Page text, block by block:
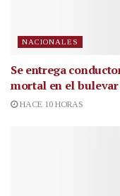
NACIONALES
Se entrega
mortal en el
HACE 10 HORAS